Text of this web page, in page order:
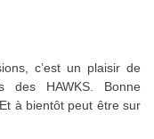
c’est un plaisir de
des HAWKS. Bonne
à bientôt peut être sur